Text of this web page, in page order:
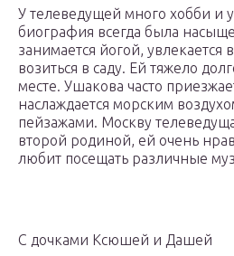
У телеведущей много хобби и
биография всегда была
занимается йогой,
возиться в саду. Ей тяжело
месте. Ушакова часто
наслаждается морским
пейзажами. Москву
второй родиной, ей очень
любит посещать различные
С дочками Ксюшей и Дашей